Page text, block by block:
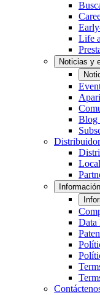
Life
Noticias y
Blog
Data